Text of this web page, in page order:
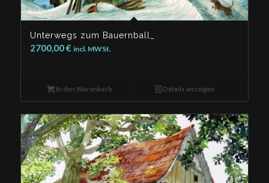
Unterwegs zum Bauernball_
2700,00€ incl. MWSt.
In den Warenkorb Details anzeigen